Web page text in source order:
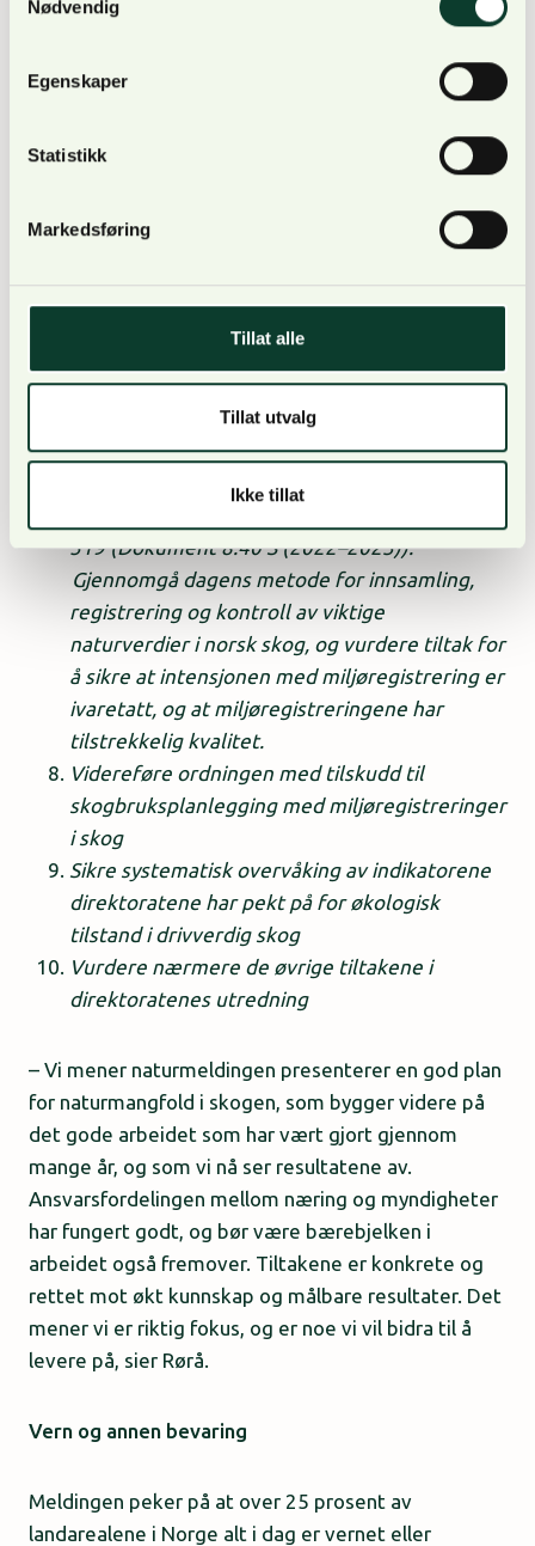
Nødvendig
Egenskaper
Statistikk
Markedsføring
Tillat alle
Tillat utvalg
Ikke tillat
Sikre bedre ivaretakelse av truet natur i skog
Skaffe bedre kunnskap om omfang av
Gjennomføre skogvern i tråd med Stortingets
kunnskap om status og utvikling for økologisk
Følge opp og vurdere tiltakene i rapporten
rapportere årlig om utviklingen av areal som
inngår i nøkkelbiotoper
Utrede behovet for eventuelle nye tiltak og
virkemidler knyttet til skog med
bestandsalder over 160 år
519 (Dokument 8:40 S (2022–2023)):
Gjennomgå dagens metode for innsamling,
registrering og kontroll av viktige
naturverdier i norsk skog, og vurdere tiltak for
å sikre at intensjonen med miljøregistrering er
ivaretatt, og at miljøregistreringene har
tilstrekkelig kvalitet.
Videreføre ordningen med tilskudd til
skogbruksplanlegging med miljøregistreringer
i skog
Sikre systematisk overvåking av indikatorene
direktoratene har pekt på for økologisk
tilstand i drivverdig skog
Vurdere nærmere de øvrige tiltakene i
direktoratenes utredning
– Vi mener naturmeldingen presenterer en god plan
for naturmangfold i skogen, som bygger videre på
det gode arbeidet som har vært gjort gjennom
mange år, og som vi nå ser resultatene av.
Ansvarsfordelingen mellom næring og myndigheter
har fungert godt, og bør være bærebjelken i
arbeidet også fremover. Tiltakene er konkrete og
rettet mot økt kunnskap og målbare resultater. Det
mener vi er riktig fokus, og er noe vi vil bidra til å
levere på, sier Rørå.
Vern og annen bevaring
Meldingen peker på at over 25 prosent av
landarealene i Norge alt i dag er vernet eller